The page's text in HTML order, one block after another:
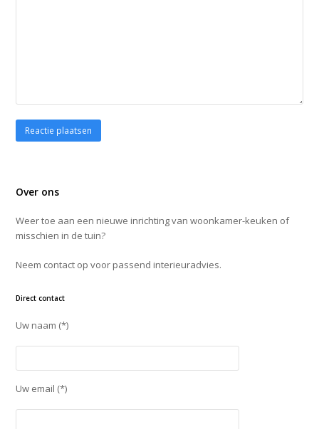
Over ons
Weer toe aan een nieuwe inrichting van woonkamer-keuken of
misschien in de tuin?
Neem contact op voor passend interieuradvies.
Direct contact
Uw naam (*)
Uw email (*)